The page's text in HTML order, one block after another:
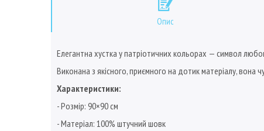
Опис
Елегантна хустка у патріотичних кольорах — символ
Виконана з якісного, приємного на дотик матеріалу,
Характеристики:
- Розмір: 90×90 см
- Матеріал: 100% штучний шовк